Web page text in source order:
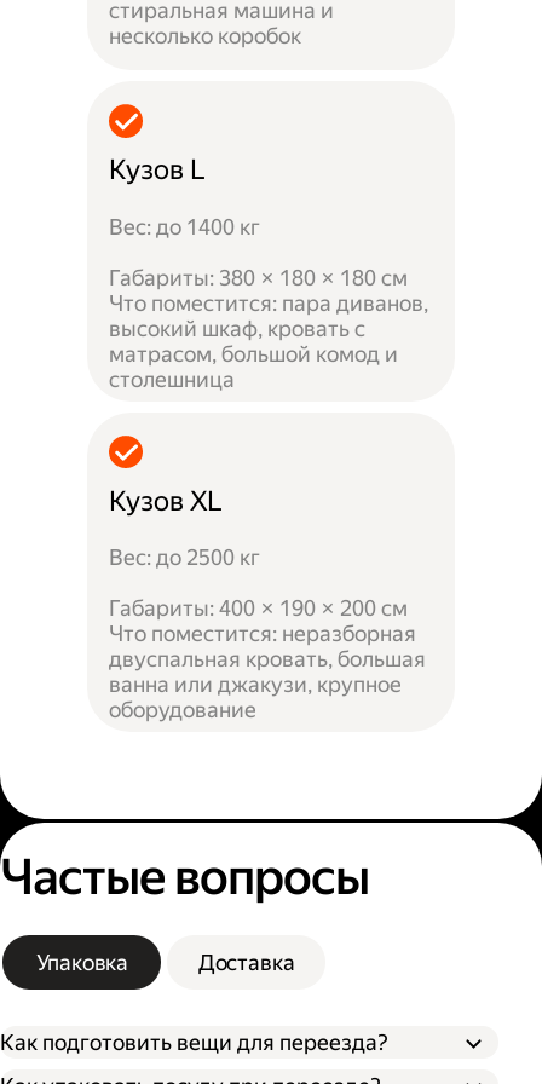
стиральная машина и
несколько коробок
Кузов L
Вес: до 1400 кг
Габариты: 380 × 180 × 180 см
Что поместится: пара диванов,
высокий шкаф, кровать с
матрасом, большой комод и
столешница
Кузов XL
Вес: до 2500 кг
Габариты: 400 × 190 × 200 см
Что поместится: неразборная
двуспальная кровать, большая
ванна или джакузи, крупное
оборудование
Частые вопросы
Упаковка Доставка
Как подготовить вещи для переезда?